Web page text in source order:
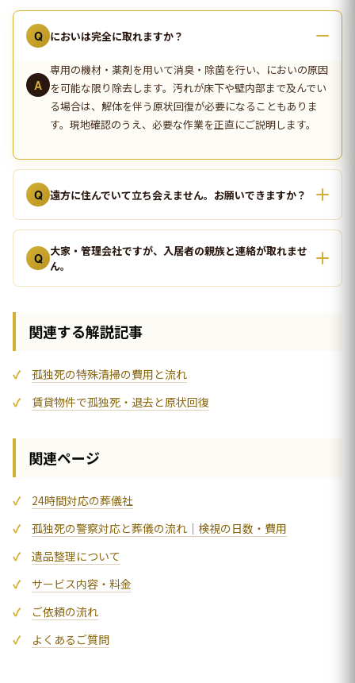
Q においは完全に取れますか？
A
専用の機材・薬剤を用いて消臭・除菌を行い、においの原因
を可能な限り除去します。汚れが床下や壁内部まで及んでい
る場合は、解体を伴う原状回復が必要になることもありま
す。現地確認のうえ、必要な作業を正直にご説明します。
Q 遠方に住んでいて立ち会えません。お願いできますか？
Q 大家・管理会社ですが、入居者の親族と連絡が取れませ
ん。
関連する解説記事
孤独死の特殊清掃の費用と流れ
賃貸物件で孤独死・退去と原状回復
関連ページ
24時間対応の葬儀社
孤独死の警察対応と葬儀の流れ｜検視の日数・費用
遺品整理について
サービス内容・料金
ご依頼の流れ
よくあるご質問